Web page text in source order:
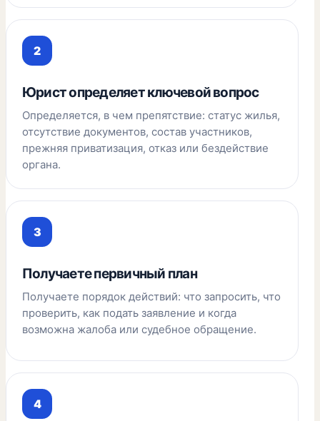
Юрист определяет ключевой вопрос
Определяется, в чем препятствие: статус жилья,
отсутствие документов, состав участников,
прежняя приватизация, отказ или бездействие
органа.
Получаете первичный план
Получаете порядок действий: что запросить, что
проверить, как подать заявление и когда
возможна жалоба или судебное обращение.